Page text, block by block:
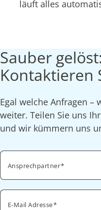
läuft alles
Sauber gelöst:
Kontaktieren
Egal welche Anfragen –
weiter. Teilen Sie uns
und wir kümmern uns
Ansprechpartner
E-Mail Adresse